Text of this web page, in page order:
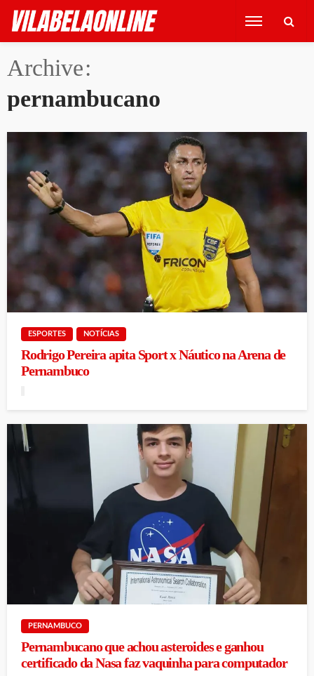
Archive
pernambucano
ESPORTES NOTÍCIAS
Rodrigo Pereira apita Sport x Náutico na Arena de
Pernambuco
PERNAMBUCO
Pernambucano que achou asteroides e ganhou
certificado da Nasa faz vaquinha para computador